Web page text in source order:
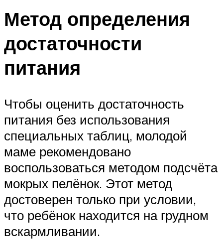
Метод определения
достаточности
питания
Чтобы оценить достаточность
питания без использования
специальных таблиц, молодой
маме рекомендовано
воспользоваться методом подсчёта
мокрых пелёнок. Этот метод
достоверен только при условии,
что ребёнок находится на грудном
вскармливании.